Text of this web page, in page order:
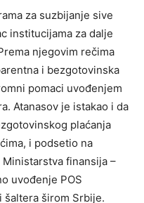
za suzbijanje sive
institucijama za dalje
njegovim rečima
i bezgotovinska
pomaci uvođenjem
Atanasov je istakao i da
plaćanja
i podsetio na
finansija –
uvođenje POS
šaltera širom Srbije.